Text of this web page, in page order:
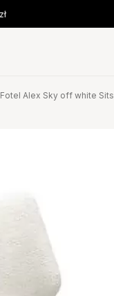
Fotel Alex Sky off white Sits